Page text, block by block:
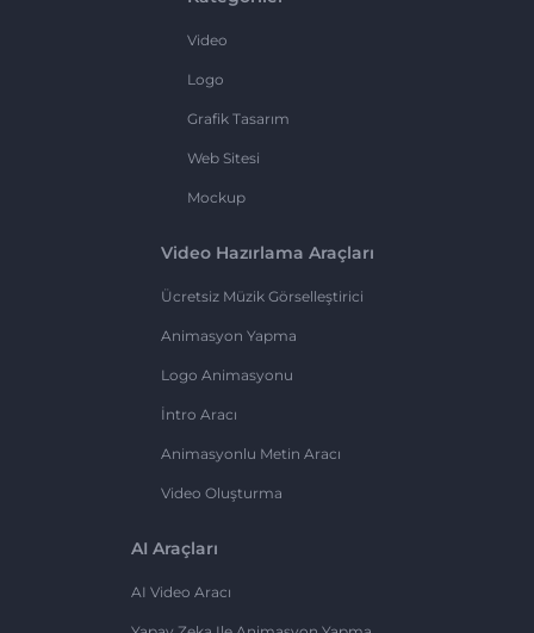
Video
Logo
Grafik Tasarım
Web Sitesi
Mockup
Video Hazırlama Araçları
Ücretsiz Müzik Görselleştirici
Animasyon Yapma
Logo Animasyonu
İntro Aracı
Animasyonlu Metin Aracı
Video Oluşturma
AI Araçları
AI Video Aracı